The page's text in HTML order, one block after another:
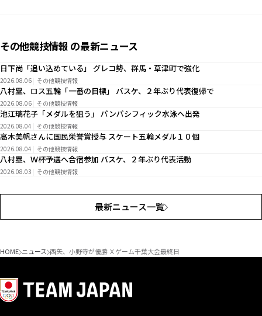
その他競技情報 の最新ニュース
日下尚「追い込めている」 グレコ勢、群馬・草津町で強化
2026.08.06 その他競技情報
八村塁、ロス五輪「一番の目標」 バスケ、２年ぶり代表復帰で
2026.08.06 その他競技情報
池江璃花子「メダルを狙う」 パンパシフィック水泳へ出発
2026.08.04 その他競技情報
高木美帆さんに国民栄誉賞授与 スケート五輪メダル１０個
2026.08.04 その他競技情報
八村塁、Ｗ杯予選へ合宿参加 バスケ、２年ぶり代表活動
2026.08.03 その他競技情報
最新ニュース一覧
HOME ニュース 西矢、小野寺が優勝 Ｘゲーム千葉大会最終日